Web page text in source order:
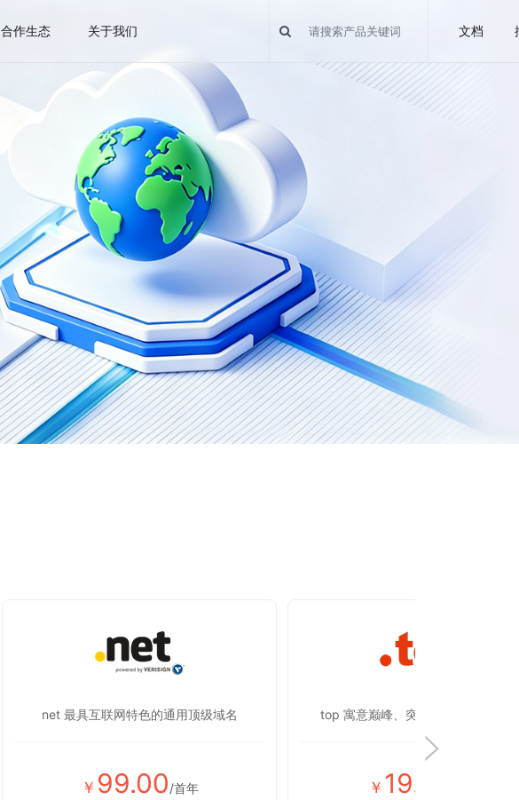
合作生态 关于我们 文档
net 最具互联网特色的通用顶级域名
￥ 99.00/首年
top 寓意巅峰、突破，彰显蒸蒸日
￥ 19.00